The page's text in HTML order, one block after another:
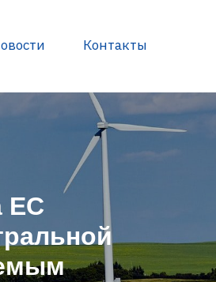
Глоссарий
Полезные ссылки
Контакты
ЕС